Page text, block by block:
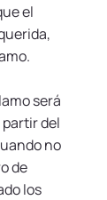
el
será
del
no
de
los